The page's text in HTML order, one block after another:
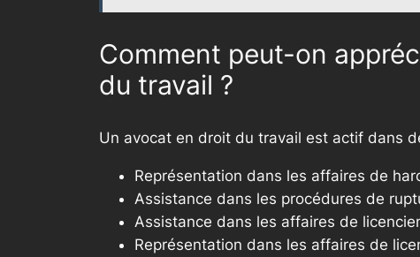
Comment peut-on
du travail ?
Un avocat en droit du travail est actif dans
Représentation dans les affaires de
Assistance dans les procédures de
Assistance dans les affaires de
Représentation dans les affaires de